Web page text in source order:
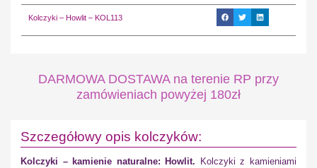
Kolczyki – Howlit – KOL113
DARMOWA DOSTAWA na terenie RP przy
zamówieniach powyżej 180zł
Szczegółowy opis kolczyków:
Kolczyki – kamienie naturalne: Howlit. Kolczyki z kamieniami